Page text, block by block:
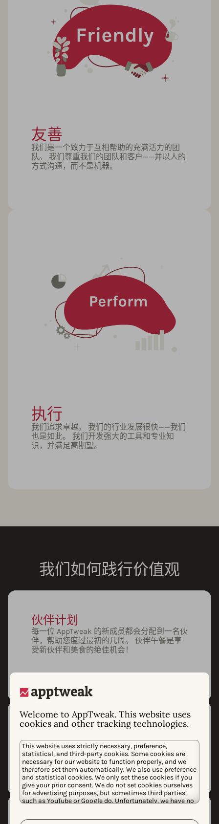
Welcome to AppTweak. This website uses
cookies and other tracking technologies.
This website uses strictly necessary, preference,
statistical, and third-party cookies. Some cookies are
necessary for our website to function properly, and we
therefore set them automatically. We also use preference
and statistical cookies. We only set these cookies if you
give your prior consent. We do not set cookies ourselves
for advertising purposes, but sometimes third parties
such as YouTube or Google do. Unfortunately, we have no
友善
我们是一个致力于互相帮助的充满活力的团
队。 我们尊重我们的团队和客户——并以人的
方式沟通，而不是机器。
执行
我们追求卓越。 我们的行业发展很快——我们
也是如此。 我们开发强大的工具和专业知
识，并满足高期望。
我们如何践行价值观
伙伴计划
每一位 AppTweak 的新成员都会分配到一名伙
伴，帮助您度过最初的几周。 伙伴午餐是享
受新伙伴和美食的绝佳机会！
午餐学习研讨会
从数据科学算法到新的编程技能，您可以向同
事学习，或者提议举办您自己的午餐研讨会。